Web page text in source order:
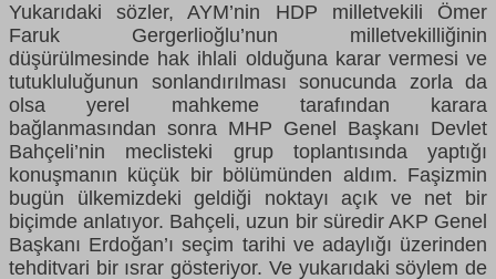
Yukarıdaki sözler, AYM’nin HDP milletvekili Ömer
Faruk Gergerlioğlu’nun milletvekilliğinin
düşürülmesinde hak ihlali olduğuna karar vermesi ve
tutukluluğunun sonlandırılması sonucunda zorla da
olsa yerel mahkeme tarafından karara
bağlanmasından sonra MHP Genel Başkanı Devlet
Bahçeli’nin meclisteki grup toplantısında yaptığı
konuşmanın küçük bir bölümünden aldım. Faşizmin
bugün ülkemizdeki geldiği noktayı açık ve net bir
biçimde anlatıyor. Bahçeli, uzun bir süredir AKP Genel
Başkanı Erdoğan’ı seçim tarihi ve adaylığı üzerinden
tehditvari bir ısrar gösteriyor. Ve yukarıdaki söylem de